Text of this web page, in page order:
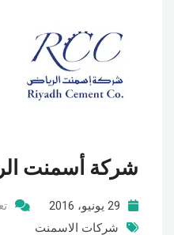
شركة أسمنت
29 يونيو، 2016
شركات الاسمنت